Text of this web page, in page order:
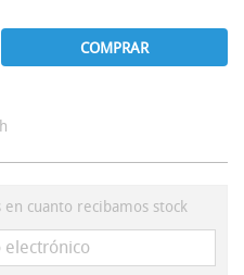
COMPRAR
cuanto recibamos stock